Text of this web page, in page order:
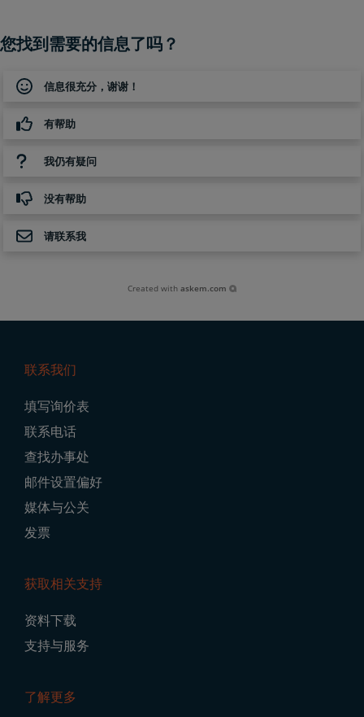
您找到需要的信息了吗？
信息很充分，谢谢！
有帮助
我仍有疑问
没有帮助
请联系我
Created withaskem.com
Navigation
联系我们
填写询价表
联系电话
查找办事处
邮件设置偏好
媒体与公关
发票
获取相关支持
资料下载
支持与服务
了解更多